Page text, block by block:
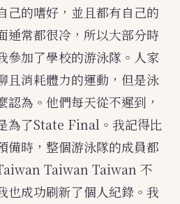
己的嗜好，並且都有自己的
通常都很冷，所以大部分時
參加了學校的游泳隊。人家
且消耗體力的運動，但是泳
認為。他們每天從不遲到，
為了State Final。我記得比
備時，整個游泳隊的成員都
Taiwan Taiwan 不
也成功刷新了個人紀錄。我